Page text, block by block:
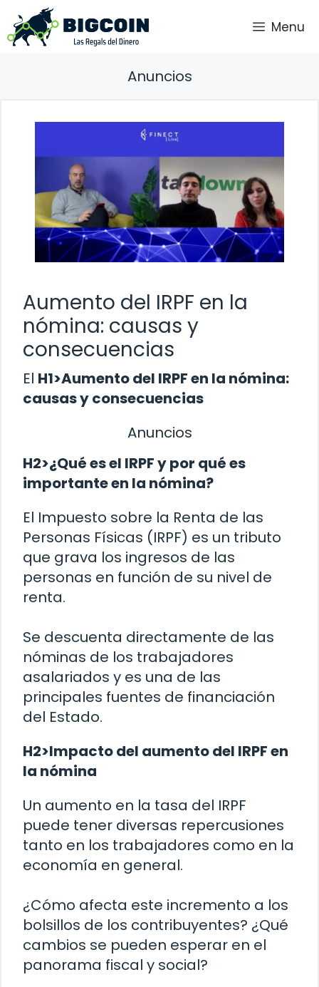
Saltar
al
contenido
Menu
Anuncios
Aumento del IRPF en la
nómina: causas y
consecuencias
El H1>Aumento del IRPF en la nómina:
causas y consecuencias
Anuncios
H2>¿Qué es el IRPF y por qué es
importante en la nómina?
El Impuesto sobre la Renta de las
Personas Físicas (IRPF) es un tributo
que grava los ingresos de las
personas en función de su nivel de
renta.
Se descuenta directamente de las
nóminas de los trabajadores
asalariados y es una de las
principales fuentes de financiación
del Estado.
H2>Impacto del aumento del IRPF en
la nómina
Un aumento en la tasa del IRPF
puede tener diversas repercusiones
tanto en los trabajadores como en la
economía en general.
¿Cómo afecta este incremento a los
bolsillos de los contribuyentes? ¿Qué
cambios se pueden esperar en el
panorama fiscal y social?